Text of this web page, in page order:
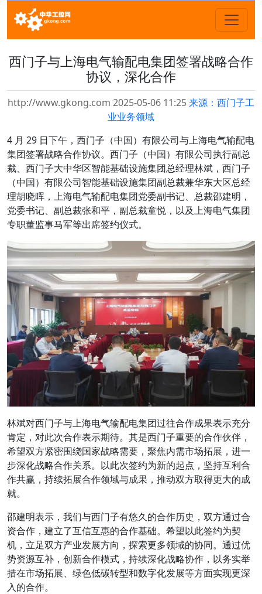
西门子与上海电气输配电集团签署战略合作
协议，深化合作
http://www.gkong.com 2025-05-06 11:25来源：西门子工
业业务领域
4 月 29 日下午，西门子（中国）有限公司与上海电气输配电
集团签署战略合作协议。西门子（中国）有限公司执行副总
裁、西门子大中华区智能基础设施集团总经理林斌，西门子
（中国）有限公司智能基础设施集团副总裁兼华东大区总经
理胡晓晖，上海电气输配电集团党委副书记、总裁邵建明，
党委书记、副总裁张和平，副总裁童悦，以及上海电气集团
专职董监事马军等出席签约仪式。
林斌对西门子与上海电气输配电集团过往合作成果表示充分
肯定，对此次合作表示期待。其是西门子重要的合作伙伴，
希望双方紧密围绕国家战略需要，聚焦内需市场拓展，进一
步深化战略合作关系。以此次签约为新的起点，坚持互利合
作共赢，持续拓展合作领域与成果，推动双方取得更大的成
就。
邵建明表示，我们与西门子有悠久的合作历史，双方通过合
资合作，建立了互信互惠的合作基础。希望以此签约为契
机，立足双方产业发展方向，探索更多领域的协同。通过优
势资源互补，创新合作模式，持续深化战略协作，以务实举
措在市场拓展、绿色低碳转型和数字化发展等方面实现更深
入的合作。